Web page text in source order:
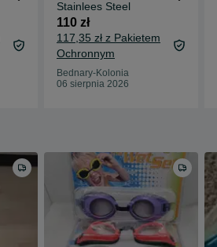
Stainlees Steel
110 zł
117,35 zł z Pakietem
Ochronnym
Bednary-Kolonia
06 sierpnia 2026